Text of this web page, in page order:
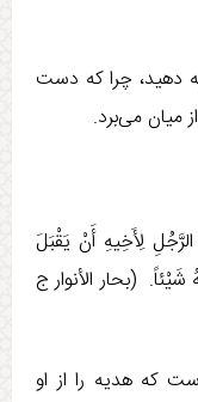
دهيد، چرا كه دست
ميان می‏‌برد.
لِأَخِيهِ أَنْ يَقْبَلَ
(بحار الأنوار ج
که هدیه را از او